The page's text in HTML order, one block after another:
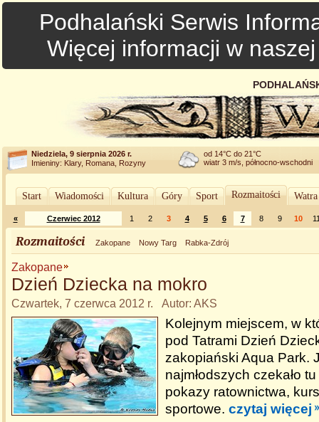
Podhalański Serwis
Więcej informacji w
Niedziela, 9 sierpnia 2026 r.
Imieniny: Klary, Romana, Rozyny
od 14°C do 21°C
wiatr 3 m/s, północno-wschodni
Start Wiadomości Kultura Góry Sport Rozmaitości
« Czerwiec 2012 1 2 3 4 5 6 7 8 9 10
Rozmaitości Zakopane Nowy Targ Rabka-Zdrój
Zakopane
Dzień Dziecka na mokro
Czwartek, 7 czerwca 2012 r. Autor: AKS
Kolejnym miejscem, w
pod Tatrami Dzień
zakopiański Aqua Park.
najmłodszych czekało
pokazy ratownictwa,
sportowe. czytaj więcej